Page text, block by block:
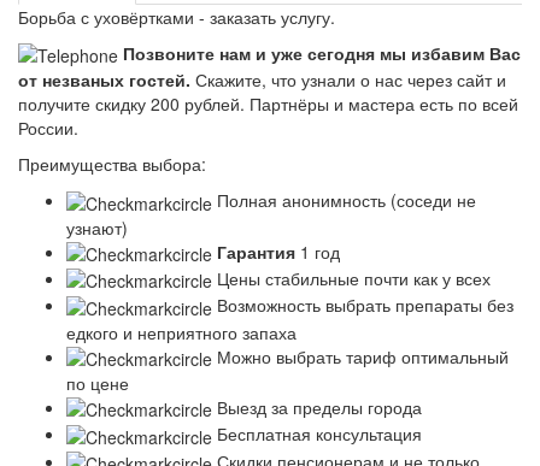
Борьба с уховёртками - заказать услугу.
Позвоните нам и уже сегодня мы избавим Вас
от незваных гостей. Скажите, что узнали о нас через сайт и
получите скидку 200 рублей. Партнёры и мастера есть по всей
России.
Преимущества выбора:
Полная анонимность (соседи не
узнают)
Гарантия 1 год
Цены стабильные почти как у всех
Возможность выбрать препараты без
едкого и неприятного запаха
Можно выбрать тариф оптимальный
по цене
Выезд за пределы города
Бесплатная консультация
Скидки пенсионерам и не только